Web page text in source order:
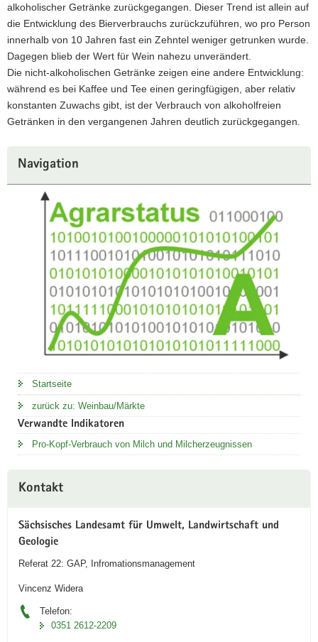
alkoholischer Getränke zurückgegangen. Dieser Trend ist allein auf
die Entwicklung des Bierverbrauchs zurückzuführen, wo pro Person
innerhalb von 10 Jahren fast ein Zehntel weniger getrunken wurde.
Dagegen blieb der Wert für Wein nahezu unverändert.
Die nicht-alkoholischen Getränke zeigen eine andere Entwicklung:
während es bei Kaffee und Tee einen geringfügigen, aber relativ
konstanten Zuwachs gibt, ist der Verbrauch von alkoholfreien
Getränken in den vergangenen Jahren deutlich zurückgegangen.
Information
Navigation
Startseite
zurück zu: Weinbau/Märkte
Verwandte Indikatoren
Pro-Kopf-Verbrauch von Milch und Milcherzeugnissen
Kontakt
Sächsisches Landesamt für Umwelt, Landwirtschaft und
Geologie
Referat 22: GAP, Infromationsmanagement
Vincenz Widera
Telefon:
0351 2612-2209